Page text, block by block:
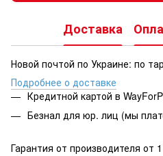
Доставка
Новой почтой по Украине: по
Подробнее о доставке
Кредитной картой в
Безнал для юр. лиц (мы
Гарантия от производителя от